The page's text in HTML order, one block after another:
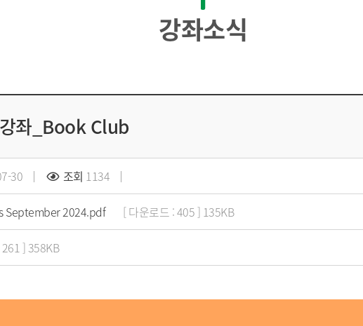
강좌소식
좌_Book Club
30 조회 1134
September 2024.pdf [ 다운로드 : 405 ] 135KB
] 358KB